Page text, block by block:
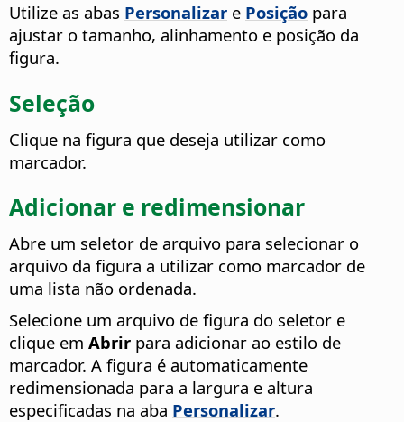
Utilize as abas Personalizar e Posição para
ajustar o tamanho, alinhamento e posição da
figura.
Seleção
Clique na figura que deseja utilizar como
marcador.
Adicionar e redimensionar
Abre um seletor de arquivo para selecionar o
arquivo da figura a utilizar como marcador de
uma lista não ordenada.
Selecione um arquivo de figura do seletor e
clique em Abrir para adicionar ao estilo de
marcador. A figura é automaticamente
redimensionada para a largura e altura
especificadas na aba Personalizar.